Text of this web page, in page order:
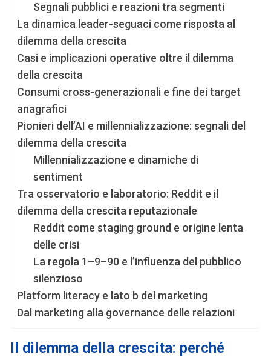
Segnali pubblici e reazioni tra segmenti
La dinamica leader-seguaci come risposta al
dilemma della crescita
Casi e implicazioni operative oltre il dilemma
della crescita
Consumi cross-generazionali e fine dei target
anagrafici
Pionieri dell’AI e millennializzazione: segnali del
dilemma della crescita
Millennializzazione e dinamiche di
sentiment
Tra osservatorio e laboratorio: Reddit e il
dilemma della crescita reputazionale
Reddit come staging ground e origine lenta
delle crisi
La regola 1–9–90 e l’influenza del pubblico
silenzioso
Platform literacy e lato b del marketing
Dal marketing alla governance delle relazioni
Il dilemma della crescita: perché